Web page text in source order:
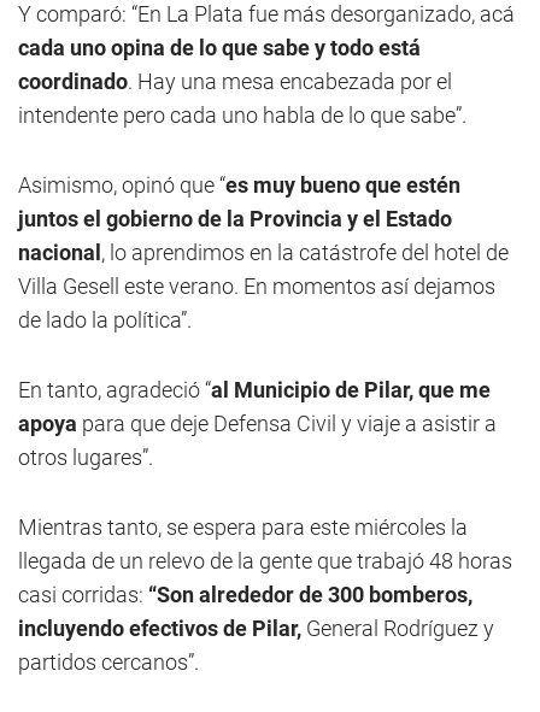
Y comparó: “En La Plata fue más desorganizado, acá
cada uno opina de lo que sabe y todo está
coordinado. Hay una mesa encabezada por el
intendente pero cada uno habla de lo que sabe”.
Asimismo, opinó que “es muy bueno que estén
juntos el gobierno de la Provincia y el Estado
nacional , lo aprendimos en la catástrofe del hotel de
Villa Gesell este verano. En momentos así dejamos
de lado la política”.
En tanto, agradeció “al Municipio de Pilar, que me
apoya para que deje Defensa Civil y viaje a asistir a
otros lugares”.
Mientras tanto, se espera para este miércoles la
llegada de un relevo de la gente que trabajó 48 horas
casi corridas: “Son alrededor de 300 bomberos,
incluyendo efectivos de Pilar, General Rodríguez y
partidos cercanos”.